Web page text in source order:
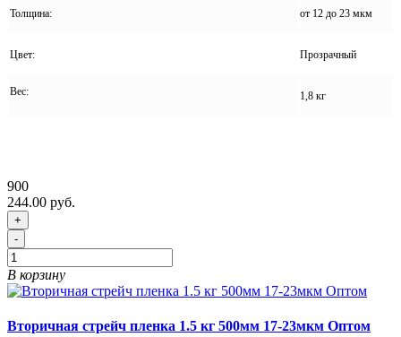
Толщина: от 12 до 23 мкм
Цвет: Прозрачный
Вес: 1,8 кг
900
244.00 руб.
+
-
В корзину
Вторичная стрейч пленка 1.5 кг 500мм 17-23мкм Оптом